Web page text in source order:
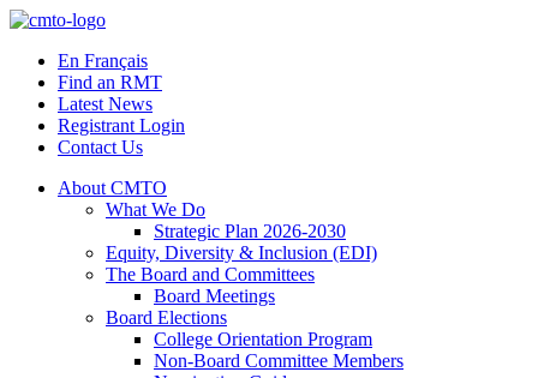
Skip
contentEn Français
Find an RMT
Latest News
Registrant Login
Contact Us
About CMTO
What We Do
Strategic Plan 2026-2030
Equity, Diversity & Inclusion (EDI)
The Board and Committees
Board Meetings
Board Elections
College Orientation Program
Non-Board Committee Members